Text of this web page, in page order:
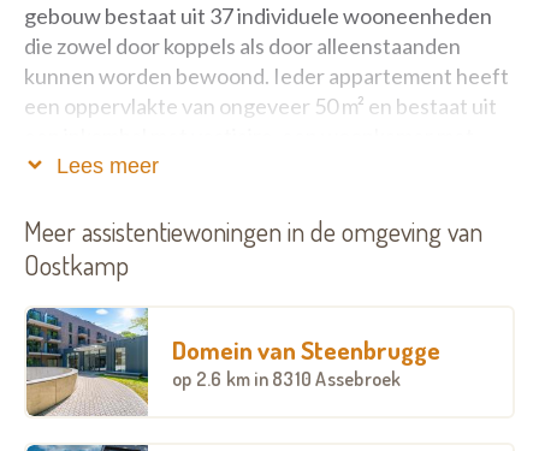
gebouw bestaat uit 37 individuele wooneenheden
die zowel door koppels als door alleenstaanden
kunnen worden bewoond. Ieder appartement heeft
een oppervlakte van ongeveer 50 m² en bestaat uit
keuken, een slaapkamer, een badkamer en een
Ter Haeghe biedt huisvesting aan zelfredzame
ouderen en/of echtparen die de leeftijd van 60 jaar
hebben bereikt. Wij bieden u een comfortabele
woonformule aan, met behoud van alle
zelfstandigheid en privacy. U kunt beroep doen op
diverse vormen van dienstverlening om u te
Lees meer
Meer assistentiewoningen in de omgeving van
Oostkamp
Domein van Steenbrugge
op 2.6 km in 8310 Assebroek